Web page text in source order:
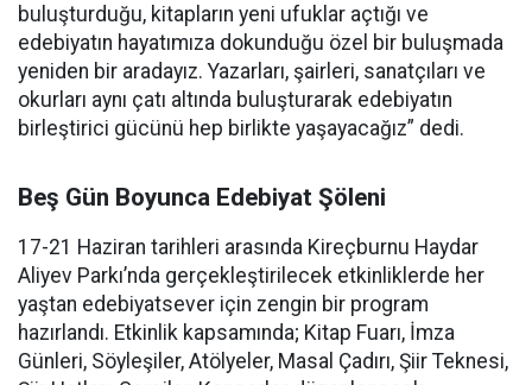
buluşturduğu, kitapların yeni ufuklar açtığı ve
edebiyatın hayatımıza dokunduğu özel bir buluşmada
yeniden bir aradayız. Yazarları, şairleri, sanatçıları ve
okurları aynı çatı altında buluşturarak edebiyatın
birleştirici gücünü hep birlikte yaşayacağız” dedi.
Beş Gün Boyunca Edebiyat Şöleni
17-21 Haziran tarihleri arasında Kireçburnu Haydar
Aliyev Parkı’nda gerçekleştirilecek etkinliklerde her
yaştan edebiyatsever için zengin bir program
hazırlandı. Etkinlik kapsamında; Kitap Fuarı, İmza
Günleri, Söyleşiler, Atölyeler, Masal Çadırı, Şiir Teknesi,